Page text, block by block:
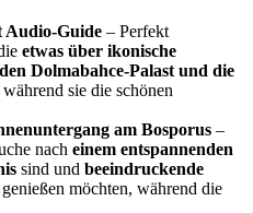
Audio-Guide – Perfekt
etwas über ikonische
Dolmabahce-Palast und die
sie die schönen
am Bosporus –
nach einem entspannenden
sind und beeindruckende
genießen möchten, während die